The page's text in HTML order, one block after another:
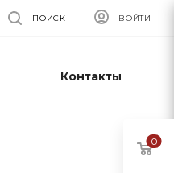
ВОЙТИ
ПОИСК
Контакты
0